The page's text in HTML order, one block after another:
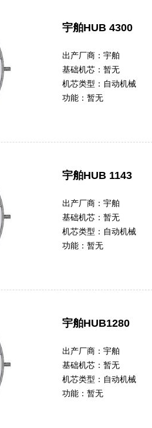
宇舶HUB 4300
出产厂商： 宇舶
基础机芯： 暂无
机芯类型： 自动机械
功能： 暂无
宇舶HUB 1143
出产厂商： 宇舶
基础机芯： 暂无
机芯类型： 自动机械
功能： 暂无
宇舶HUB1280
出产厂商： 宇舶
基础机芯： 暂无
机芯类型： 自动机械
功能： 暂无